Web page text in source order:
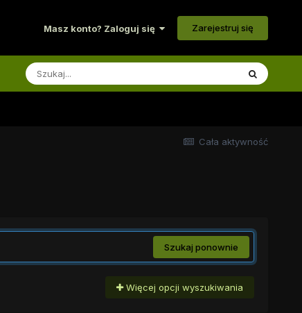
Masz konto? Zaloguj się Zarejestruj się
Cała aktywność
Szukaj ponownie
Więcej opcji wyszukiwania